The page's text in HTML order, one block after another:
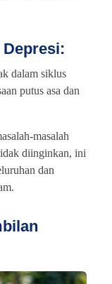
Depresi:
dalam siklus
putus asa dan
masalah
diinginkan, ini
dan